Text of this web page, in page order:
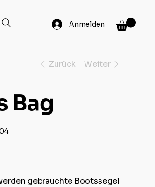
Anmelden
Zurück Weiter
Bag
gebrauchte Bootssegel